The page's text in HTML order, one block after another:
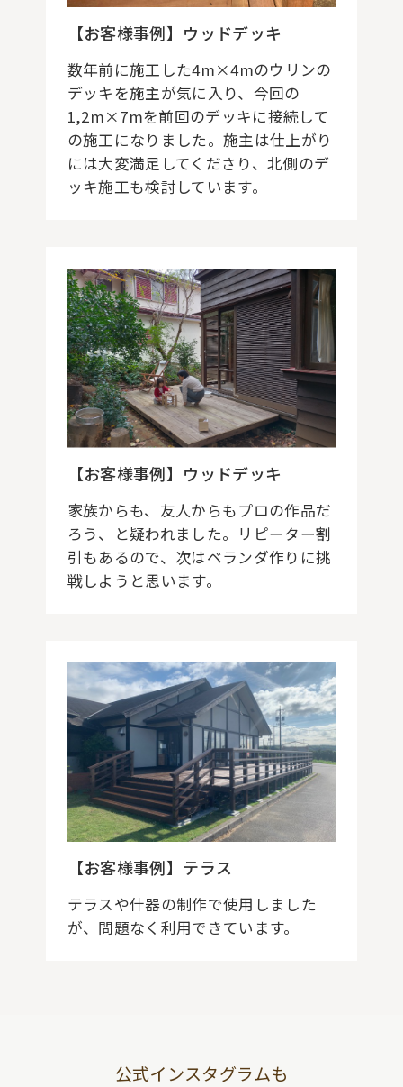
【お客様事例】ウッドデッキ
数年前に施工した4m×4mのウリンの
デッキを施主が気に入り、今回の
1,2m×7mを前回のデッキに接続して
の施工になりました。施主は仕上がり
には大変満足してくださり、北側のデ
ッキ施工も検討しています。
【お客様事例】ウッドデッキ
家族からも、友人からもプロの作品だ
ろう、と疑われました。リピーター割
引もあるので、次はベランダ作りに挑
戦しようと思います。
【お客様事例】テラス
テラスや什器の制作で使用しました
が、問題なく利用できています。
公式インスタグラムも